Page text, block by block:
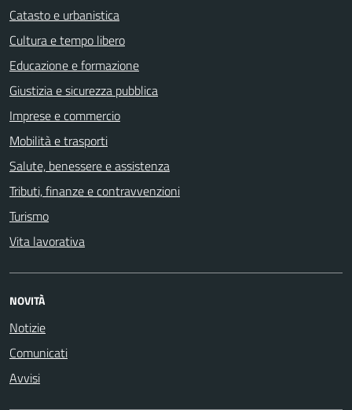
Catasto e urbanistica
Cultura e tempo libero
Educazione e formazione
Giustizia e sicurezza pubblica
Imprese e commercio
Mobilità e trasporti
Salute, benessere e assistenza
Tributi, finanze e contravvenzioni
Turismo
Vita lavorativa
NOVITÀ
Notizie
Comunicati
Avvisi